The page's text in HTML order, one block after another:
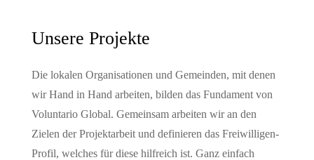
Unsere Projekte
Die lokalen Organisationen und Gemeinden, mit denen
wir Hand in Hand arbeiten, bilden das Fundament von
Voluntario Global. Gemeinsam arbeiten wir an den
Zielen der Projektarbeit und definieren das Freiwilligen-
Profil, welches für diese hilfreich ist. Ganz einfach